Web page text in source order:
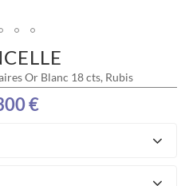
Or Blanc 18 cts, Rubis
€